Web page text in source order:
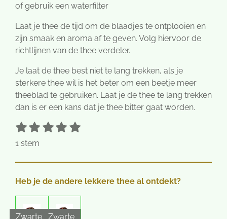
of gebruik een waterfilter
Laat je thee de tijd om de blaadjes te ontplooien en
zijn smaak en aroma af te geven. Volg hiervoor de
richtlijnen van de thee verdeler.
Je laat de thee best niet te lang trekken, als je
sterkere thee wil is het beter om een beetje meer
theeblad te gebruiken. Laat je de thee te lang trekken
dan is er een kans dat je thee bitter gaat worden.
R
i
5
1
s
t
e
r
2
s
t
e
r
r
e
n
3
e
r
e
n
4
e
r
e
n
5
e
r
r
e
n
S
m
n
1 stem
Heb je de andere lekkere thee al ontdekt?
Zwarte Zwarte